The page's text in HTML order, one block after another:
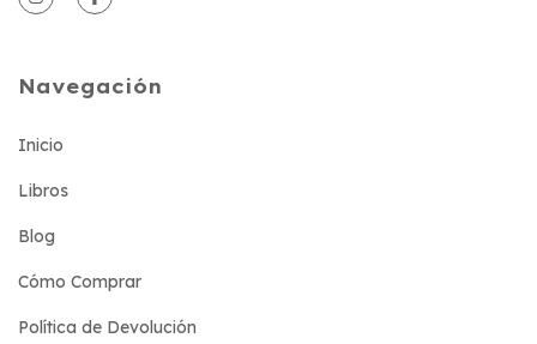
Navegación
Inicio
Libros
Blog
Cómo Comprar
Política de Devolución